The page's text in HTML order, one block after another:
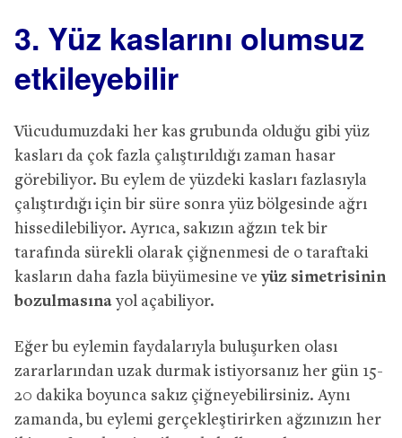
3. Yüz kaslarını olumsuz
etkileyebilir
Vücudumuzdaki her kas grubunda olduğu gibi yüz
kasları da çok fazla çalıştırıldığı zaman hasar
görebiliyor. Bu eylem de yüzdeki kasları fazlasıyla
çalıştırdığı için bir süre sonra yüz bölgesinde ağrı
hissedilebiliyor. Ayrıca, sakızın ağzın tek bir
tarafında sürekli olarak çiğnenmesi de o taraftaki
kasların daha fazla büyümesine ve yüz simetrisinin
bozulmasınayol açabiliyor.
Eğer bu eylemin faydalarıyla buluşurken olası
zararlarından uzak durmak istiyorsanız her gün 15-
20 dakika boyunca sakız çiğneyebilirsiniz. Aynı
zamanda, bu eylemi gerçekleştirirken ağzınızın her